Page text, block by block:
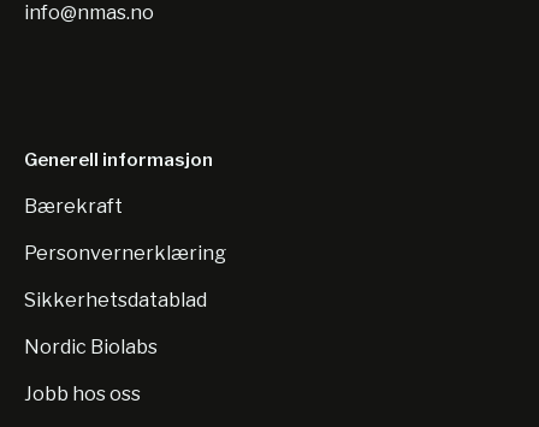
info@nmas.no
Generell informasjon
Bærekraft
Personvernerklæring
Sikkerhetsdatablad
Nordic Biolabs
Jobb hos oss